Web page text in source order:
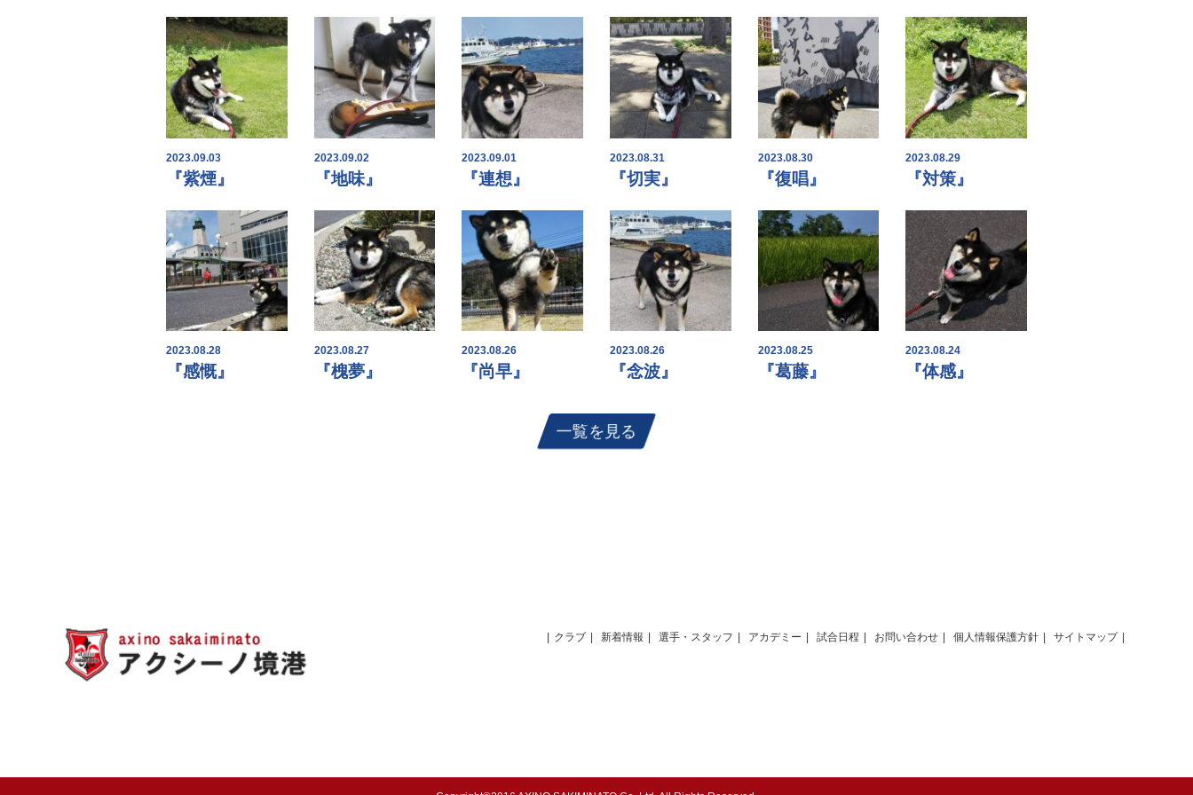
2023.09.03
『紫煙』
2023.09.02
『地味』
2023.09.01
『連想』
2023.08.31
『切実』
2023.08.30
『復唱』
2023.08.29
『対策』
2023.08.28
『感慨』
2023.08.27
『槐夢』
2023.08.26
『尚早』
2023.08.26
『念波』
2023.08.25
『葛藤』
2023.08.24
『体感』
一覧を見る
クラブ 新着情報 選手・スタッフ アカデミー 試合日程 お問い合わせ 個人情報保護方針 サイトマップ